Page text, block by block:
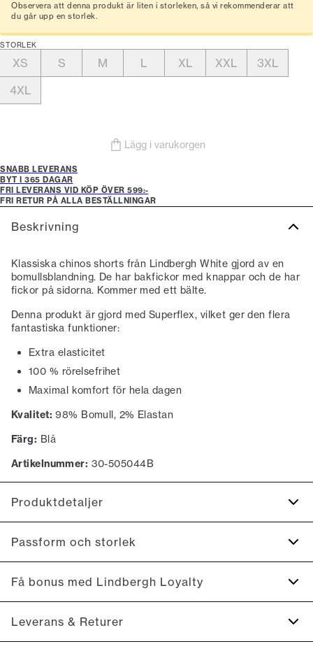
Observera att denna produkt är liten i storleken, så vi rekommenderar att
du går upp en storlek.
STORLEK
XS S M L XL XXL
3XL
4XL
Lägg i varukorgen
SNABB LEVERANS
BYT I 365 DAGAR
FRI LEVERANS VID KÖP ÖVER 599:-
FRI RETUR PÅ ALLA BESTÄLLNINGAR
Beskrivning
Klassiska chinos shorts från Lindbergh White gjord av en
bomullsblandning. De har bakfickor med knappar och de har
fickor på sidorna. Kommer med ett bälte.
Denna produkt är gjord med Superflex, vilket ger den flera
fantastiska funktioner:
Extra elasticitet
100 % rörelsefrihet
Maximal komfort för hela dagen
Kvalitet: 98% Bomull, 2% Elastan
Färg: Blå
Artikelnummer: 30-505044B
Produktdetaljer
Det finns två passpoalerade bakfickor med knappar.
Gjorda med Superflex vilket ger extra elasticitet och
komfort.
Produktnr.: 30-505044B
Passform och storlek
Fit: Slim fit
Produkten är liten i storleken, så vi rekommenderar att gå
upp en storlek., Tight passform som sitter åt från höfterna
till anklarna
Få bonus med Lindbergh Loyalty
Registrera dig gratis för Lindbergh Loyalty.
10 % rabatt på din första beställning *
Leverans & Returer